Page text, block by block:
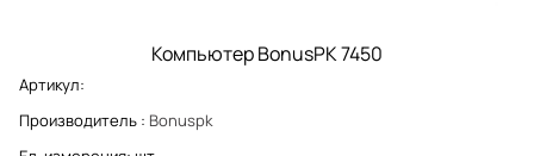
Компьютер BonusPK 7450
Артикул:
Производитель : Bonuspk